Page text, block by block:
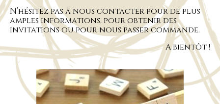
N’hésitez pas à nous contacter pour de plus
amples informations, pour obtenir des
invitations ou pour nous passer commande.
A bientôt !